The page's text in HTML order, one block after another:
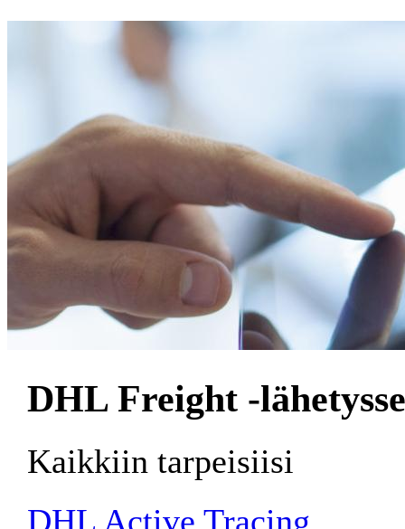
DHL Freight -
Kaikkiin tarpeisiisi
DHL Active Tracing